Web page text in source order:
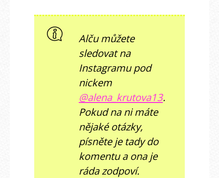
Alču můžete
sledovat na
Instagramu pod
nickem
@alena_krutova13.
Pokud na ni máte
nějaké otázky,
písněte je tady do
komentu a ona je
ráda zodpoví.